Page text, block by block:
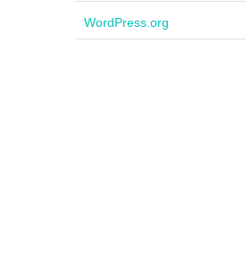
WordPress.org